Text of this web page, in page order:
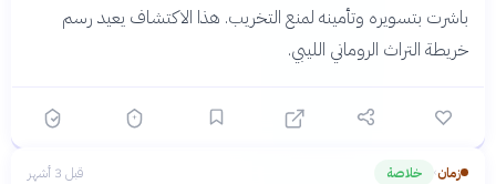
باشرت بتسويره وتأمينه لمنع التخريب. هذا الاكتشاف يعيد رسم
خريطة التراث الروماني الليبي.
زمان› خلاصة قبل 3 أشهر